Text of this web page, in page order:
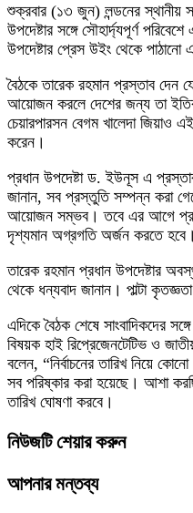
শুক্রবার (১৩ জুন) লন্ডনের স্থানীয়
উপদেষ্টার সঙ্গে সৌহার্দ্যপূর্ণ
উপদেষ্টার প্রেস উইং থেকে পাঠানো
বৈঠকে তারেক রহমান প্রস্তাব
আয়োজন করলে দেশের জন্য তা
চেয়ারপারসন বেগম খালেদা জিয়াও
করেন।
প্রধান উপদেষ্টা ড. ইউনূস এ
জানান, সব প্রস্তুতি সম্পন্ন করা
আয়োজন সম্ভব। তবে এর আগে
দৃশ্যমান অগ্রগতি অর্জন করতে হবে।
তারেক রহমান প্রধান উপদেষ্টার
থেকে ধন্যবাদ জানান। পাল্টা
এদিকে বৈঠক শেষে সাংবাদিকদের
বিষয়ক হাই রিপ্রেজেনটেটিভ ও
বলেন, “নির্বাচনের তারিখ নিয়ে
সব পরিষ্কার করা হয়েছে। আশা
তারিখ ঘোষণা করবে।
নিউজটি শেয়ার করুন
আপনার মন্তব্য